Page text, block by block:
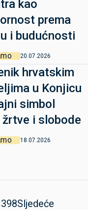
kao
prema
i budućnosti
20.07.2026
hrvatskim
u Konjicu
simbol
i slobode
18.07.2026
398Sljedeće